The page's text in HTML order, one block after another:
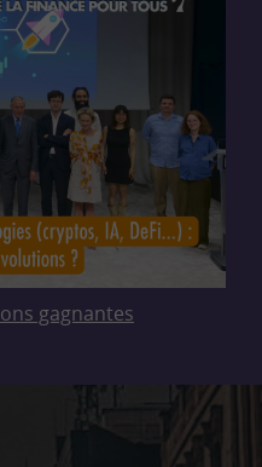
gagnantes